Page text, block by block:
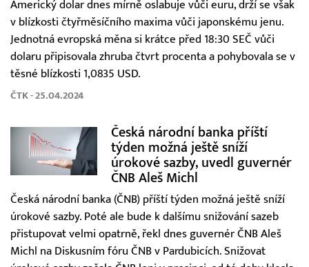
Americký dolar dnes mírně oslabuje vůči euru, drží se však
v blízkosti čtyřměsíčního maxima vůči japonskému jenu.
Jednotná evropská měna si krátce před 18:30 SEČ vůči
dolaru připisovala zhruba čtvrt procenta a pohybovala se v
těsné blízkosti 1,0835 USD.
ČTK - 25.04.2024
Česká národní banka příští
týden možná ještě sníží
úrokové sazby, uvedl guvernér
ČNB Aleš Michl
Česká národní banka (ČNB) příští týden možná ještě sníží
úrokové sazby. Poté ale bude k dalšímu snižování sazeb
přistupovat velmi opatrně, řekl dnes guvernér ČNB Aleš
Michl na Diskusním fóru ČNB v Pardubicích. Snižovat